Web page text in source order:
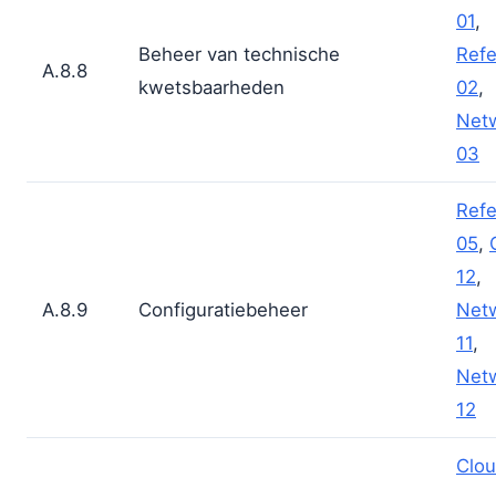
A.8.8
Beheer van technische
kwetsbaarheden
01,
02,
03
A.8.9 Configuratiebeheer
05,
12,
11,
12